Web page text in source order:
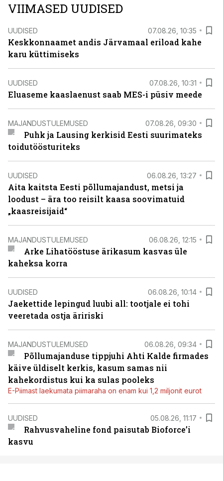
VIIMASED UUDISED
UUDISED 07.08.26, 10:35
Keskkonnaamet andis Järvamaal eriload kahe
karu küttimiseks
UUDISED 07.08.26, 10:31
Eluaseme kaaslaenust saab MES-i püsiv meede
MAJANDUSTULEMUSED 07.08.26, 09:30
Puhk ja Lausing kerkisid Eesti suurimateks
toidutöösturiteks
UUDISED 06.08.26, 13:27
Aita kaitsta Eesti põllumajandust, metsi ja
loodust – ära too reisilt kaasa soovimatuid
„kaasreisijaid“
MAJANDUSTULEMUSED 06.08.26, 12:15
Arke Lihatööstuse ärikasum kasvas üle
kaheksa korra
UUDISED 06.08.26, 10:14
Jaekettide lepingud luubi all: tootjale ei tohi
veeretada ostja äririski
MAJANDUSTULEMUSED 06.08.26, 09:34
Põllumajanduse tippjuhi Ahti Kalde firmades
käive üldiselt kerkis, kasum samas nii
kahekordistus kui ka sulas pooleks
E-Piimast laekumata piimaraha on enam kui 1,2 miljonit eurot
UUDISED 05.08.26, 11:17
Rahvusvaheline fond paisutab Bioforce’i
kasvu